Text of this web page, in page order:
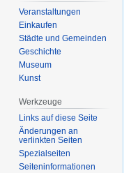
Veranstaltungen
Einkaufen
Städte und Gemeinden
Geschichte
Museum
Kunst
Werkzeuge
Links auf diese Seite
Änderungen an
verlinkten Seiten
Spezialseiten
Seiten­­informationen